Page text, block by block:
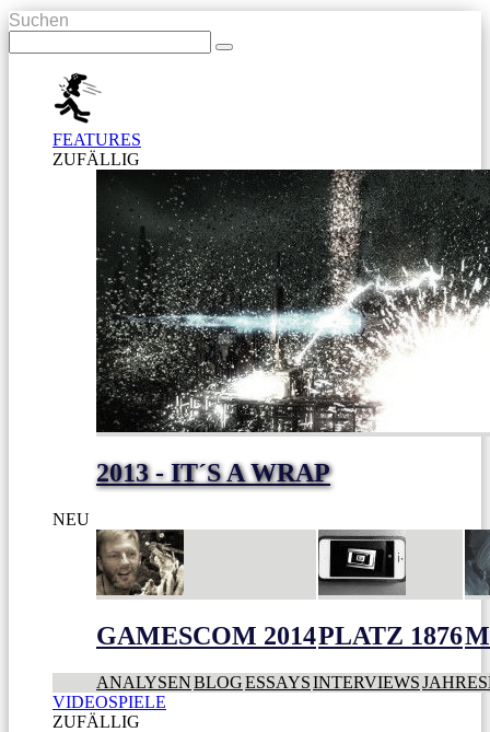
Suchen
FEATURES
ZUFÄLLIG
2013 - IT´S A WRAP
NEU
GAMESCOM 2014PLATZ 1876
ANALYSENBLOGESSAYSINTERVIEWS
VIDEOSPIELE
ZUFÄLLIG